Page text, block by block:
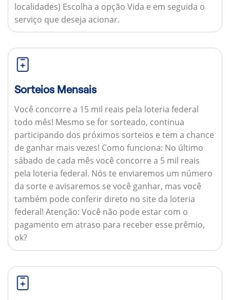
localidades) Escolha a opção Vida e em seguida o
serviço que deseja acionar.
Sorteios Mensais
Você concorre a 15 mil reais pela loteria federal
todo mês! Mesmo se for sorteado, continua
participando dos próximos sorteios e tem a chance
de ganhar mais vezes! Como funciona: No último
sábado de cada mês você concorre a 5 mil reais
pela loteria federal. Nós te enviaremos um número
da sorte e avisaremos se você ganhar, mas você
também pode conferir direto no site da loteria
federal! Atenção: Você não pode estar com o
pagamento em atraso para receber esse prêmio,
ok?